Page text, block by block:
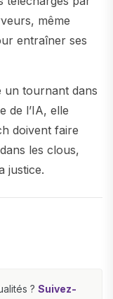
même
entraîner ses
un tournant dans
de l’IA, elle
doivent faire
les clous,
justice.
? Suivez-